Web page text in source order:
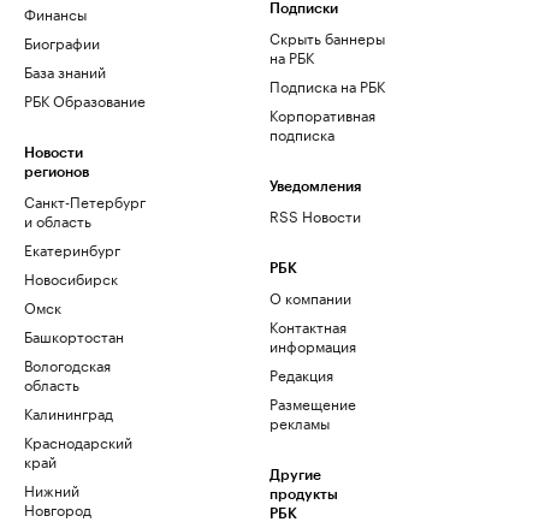
Финансы
Биографии
База знаний
РБК Образование
Новости
регионов
Санкт-Петербург
и область
Екатеринбург
Новосибирск
Омск
Башкортостан
Вологодская
область
Калининград
Краснодарский
край
Нижний
Новгород
Подписки
Скрыть баннеры
на РБК
Подписка на РБК
Корпоративная
подписка
Уведомления
RSS Новости
РБК
О компании
Контактная
информация
Редакция
Размещение
рекламы
Другие
продукты
РБК